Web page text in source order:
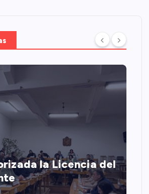
la Licencia del